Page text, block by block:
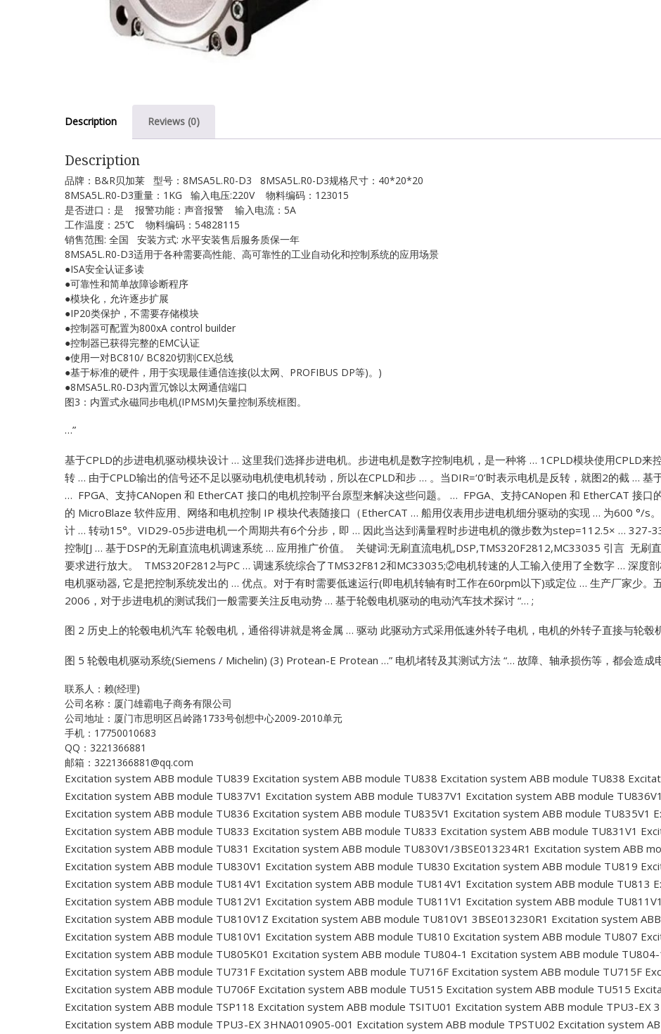
Kollmorgen
Lam Research
SCHNEIDER
TRICONEX
Vibro-meter
WATLOW ANAFAZE
WOODWARD
Description Reviews (0)
Description
品牌：B&R贝加莱 型号：8MSA5L.R0-D3 8MSA5L.R0-D3规格尺寸：40*20*20
8MSA5L.R0-D3重量：1KG 输入电压:220V 物料编码：123015
是否进口：是 报警功能：声音报警 输入电流：5A
工作温度：25℃ 物料编码：54828115
销售范围: 全国 安装方式: 水平安装售后服务质保一年
8MSA5L.R0-D3适用于各种需要高性能、高可靠性的工业自动化和控制系统的应用场景
●ISA安全认证多读
●可靠性和简单故障诊断程序
●模块化，允许逐步扩展
●IP20类保护，不需要存储模块
●控制器可配置为800xA control builder
●控制器已获得完整的EMC认证
●使用一对BC810/ BC820切割CEX总线
●基于标准的硬件，用于实现最佳通信连接(以太网、PROFIBUS DP等)。)
●8MSA5L.R0-D3内置冗馀以太网通信端口
图3：内置式永磁同步电机(IPMSM)矢量控制系统框图。
…”
基于CPLD的步进电机驱动模块设计 … 这里我们选择步进电机。步进电机是数字控制电机，是一种将 … 1CPLD模块使用CPLD来
转 … 由于CPLD输出的信号还不足以驱动电机使电机转动，所以在CPLD和步 … 。当DIR=‘0’时表示电机是反转，就图2的截 … 基
… FPGA、支持CANopen 和 EtherCAT 接口的电机控制平台原型来解决这些问题。 … FPGA、支持CANopen 和 EtherCAT 接
的 MicroBlaze 软件应用、网络和电机控制 IP 模块代表随接口（EtherCAT … 船用仪表用步进电机细分驱动的实现 … 为600 °/s
计 … 转动15°。VID29-05步进电机一个周期共有6个分步，即 … 因此当达到满量程时步进电机的微步数为step=112.5× … 327-
控制[J … 基于DSP的无刷直流电机调速系统 … 应用推广价值。 关键词:无刷直流电机,DSP,TMS320F2812,MC33035 引言 无刷
要求进行放大。 TMS320F2812与PC … 调速系统综合了TMS32F812和MC33035;②电机转速的人工输入使用了全数字 … 深度
电机驱动器, 它是把控制系统发出的 … 优点。对于有时需要低速运行(即电机转轴有时工作在60rpm以下)或定位 … 生产厂家少
2006，对于步进电机的测试我们一般需要关注反电动势 … 基于轮毂电机驱动的电动汽车技术探讨 “… ;
图 2 历史上的轮毂电机汽车 轮毂电机，通俗得讲就是将金属 … 驱动 此驱动方式采用低速外转子电机，电机的外转子直接与轮毂
图 5 轮毂电机驱动系统(Siemens / Michelin) (3) Protean-E Protean …” 电机堵转及其测试方法 “… 故障、轴承损伤等，都会造成
联系人：赖(经理)
公司名称：厦门雄霸电子商务有限公司
公司地址：厦门市思明区吕岭路1733号创想中心2009-2010单元
手机：17750010683
QQ：3221366881
邮箱：3221366881@qq.com
Excitation system ABB module TU839 Excitation system ABB module TU838 Excitation system ABB module TU838
Excitation system ABB module TU837V1 Excitation system ABB module TU837V1 Excitation system ABB module TU836V1
Excitation system ABB module TU836 Excitation system ABB module TU835V1 Excitation system ABB module TU835V1
Excitation system ABB module TU833 Excitation system ABB module TU833 Excitation system ABB module TU831V1
Excitation system ABB module TU831 Excitation system ABB module TU830V1/3BSE013234R1 Excitation system ABB
Excitation system ABB module TU830V1 Excitation system ABB module TU830 Excitation system ABB module TU819
Excitation system ABB module TU814V1 Excitation system ABB module TU814V1 Excitation system ABB module TU813
Excitation system ABB module TU812V1 Excitation system ABB module TU811V1 Excitation system ABB module TU811V1
Excitation system ABB module TU810V1Z Excitation system ABB module TU810V1 3BSE013230R1 Excitation system
Excitation system ABB module TU810V1 Excitation system ABB module TU810 Excitation system ABB module TU807
Excitation system ABB module TU805K01 Excitation system ABB module TU804-1 Excitation system ABB module TU804-
Excitation system ABB module TU731F Excitation system ABB module TU716F Excitation system ABB module TU715F
Excitation system ABB module TU706F Excitation system ABB module TU515 Excitation system ABB module TU515
Excitation system ABB module TSP118 Excitation system ABB module TSITU01 Excitation system ABB module TPU3-EX
Excitation system ABB module TPU3-EX 3HNA010905-001 Excitation system ABB module TPSTU02 Excitation system